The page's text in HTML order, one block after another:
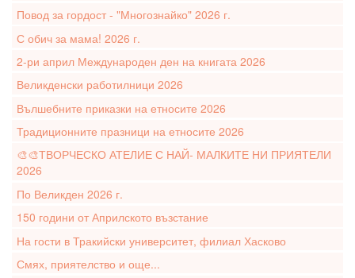
Повод за гордост - "Многознайко" 2026 г.
С обич за мама! 2026 г.
2-ри април Международен ден на книгата 2026
Великденски работилници 2026
Вълшебните приказки на етносите 2026
Традиционните празници на етносите 2026
🎨🎨ТВОРЧЕСКО АТЕЛИЕ С НАЙ- МАЛКИТЕ НИ ПРИЯТЕЛИ
2026
По Великден 2026 г.
150 години от Априлското възстание
На гости в Тракийски университет, филиал Хасково
Смях, приятелство и още...